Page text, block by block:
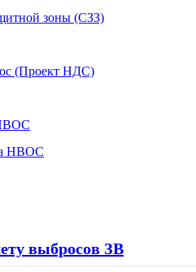
зоны (СЗЗ)
(Проект НДС)
НВОС
выбросов ЗВ